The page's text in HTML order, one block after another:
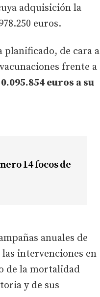
adquisición la
euros.
de cara a
frente a
euros a su
14 focos de
anuales de
intervenciones en
de la mortalidad
y de sus